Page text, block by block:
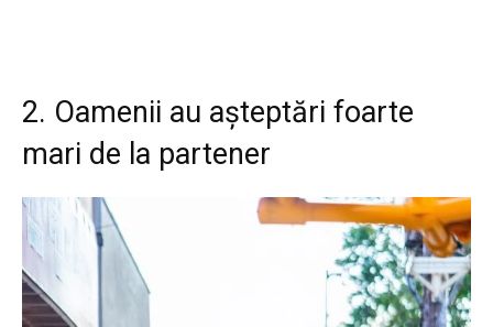
2. Oamenii au așteptări foarte
mari de la partener